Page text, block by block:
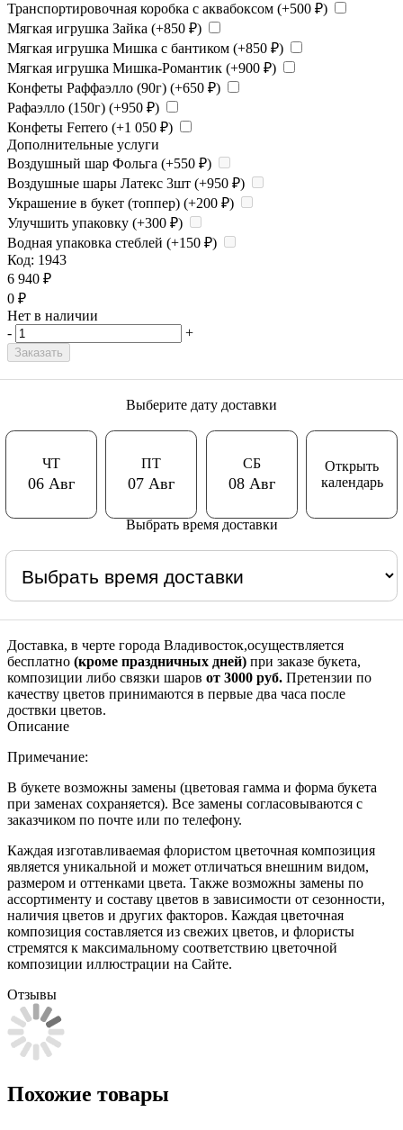
Транспортировочная коробка с аквабоксом (+500 ₽)
Мягкая игрушка Зайка (+850 ₽)
Мягкая игрушка Мишка с бантиком (+850 ₽)
Мягкая игрушка Мишка-Романтик (+900 ₽)
Конфеты Раффаэлло (90г) (+650 ₽)
Рафаэлло (150г) (+950 ₽)
Конфеты Ferrero (+1 050 ₽)
Дополнительные услуги
Воздушный шар Фольга (+550 ₽)
Воздушные шары Латекс 3шт (+950 ₽)
Украшение в букет (топпер) (+200 ₽)
Улучшить упаковку (+300 ₽)
Водная упаковка стеблей (+150 ₽)
Код: 1943
6 940 ₽
0 ₽
Нет в наличии
-
+
Заказать
Выберите дату доставки
ЧТ
06 Авг
ПТ
07 Авг
СБ
08 Авг
Открыть
календарь
Выбрать время доставки
Доставка, в черте города Владивосток,осуществляется
бесплатно (кроме праздничных дней) при заказе букета,
композиции либо связки шаров от 3000 руб. Претензии по
качеству цветов принимаются в первые два часа после
доствки цветов.
Описание
Примечание:
В букете возможны замены (цветовая гамма и форма букета
при заменах сохраняется). Все замены согласовываются с
заказчиком по почте или по телефону.
Каждая изготавливаемая флористом цветочная композиция
является уникальной и может отличаться внешним видом,
размером и оттенками цвета. Также возможны замены по
ассортименту и составу цветов в зависимости от сезонности,
наличия цветов и других факторов. Каждая цветочная
композиция составляется из свежих цветов, и флористы
стремятся к максимальному соответствию цветочной
композиции иллюстрации на Сайте.
Отзывы
Похожие товары